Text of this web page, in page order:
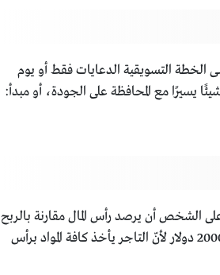
التسويقية الدعايات فقط أو يوم
يسيرًا مع المحافظة على الجودة، أو مبدأ:
الشخص أن يرصد رأس المال مقارنة بالربح
الذي يأتي عليه، بمعنى آخر إن كان الشخص وضع رأس مال على سبيل المثال ما يُقارب الـ 1000 دولار فإنّ الربح يجب أن يكون على الأقل 2000 دولار لأنّ التاجر يأخذ كافة المواد برأس